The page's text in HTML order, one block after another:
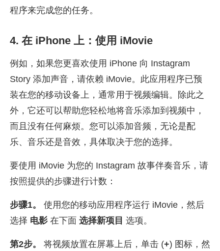
程序来完成您的任务。
4. 在 iPhone 上：使用 iMovie
例如，如果您更喜欢使用 iPhone 向 Instagram
Story 添加声音，请依赖 iMovie。此应用程序已预
装在您的移动设备上，通常用于视频编辑。除此之
外，它还可以帮助您轻松地将音乐添加到视频中，
而且没有任何麻烦。您可以添加音频，无论是配
乐、音乐还是音效，具体取决于您的选择。
要使用 iMovie 为您的 Instagram 故事伴奏音乐，请
按照提供的步骤进行计数：
步骤1。
使用您的移动应用程序运行 iMovie，然后
选择 电影 在下面 选择新项目 选项。
第2步。 将视频放置在屏幕上后，单击 (+) 图标，然